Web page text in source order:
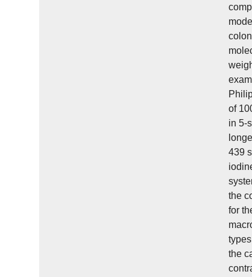
of
in 5-
439
the
for
the